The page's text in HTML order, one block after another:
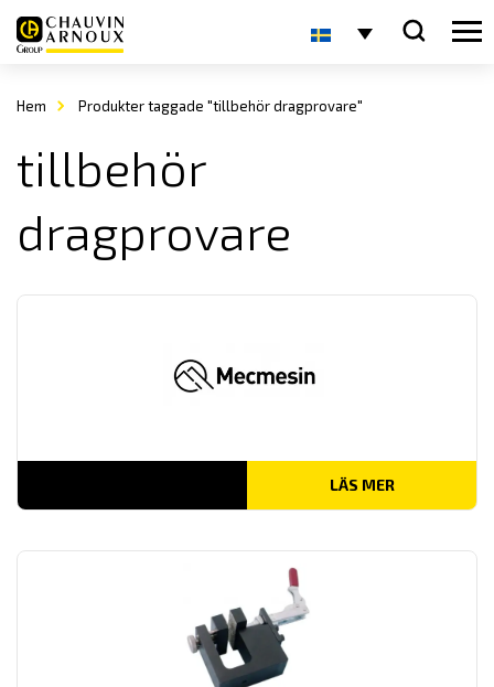
Hem Produkter taggade "tillbehör dragprovare"
tillbehör
dragprovare
LÄS MER